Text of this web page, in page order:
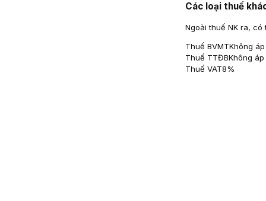
Các loại thuế
Ngoài thuế NK ra,
Thuế BVMTKhông
Thuế TTĐBKhông
Thuế VAT8%